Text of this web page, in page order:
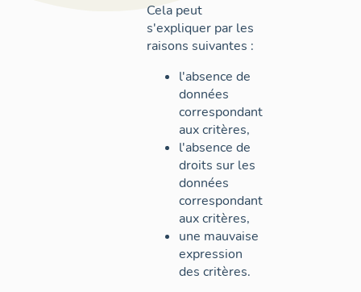
Cela peut
s'expliquer par les
raisons suivantes :
l'absence de
données
correspondant
aux critères,
l'absence de
droits sur les
données
correspondant
aux critères,
une mauvaise
expression
des critères.